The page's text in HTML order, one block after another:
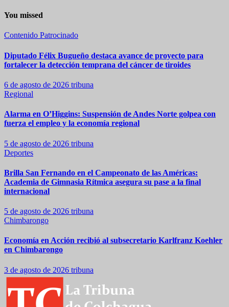
You missed
Contenido Patrocinado
Diputado Félix Bugueño destaca avance de proyecto para
fortalecer la detección temprana del cáncer de tiroides
6 de agosto de 2026 tribuna
Regional
Alarma en O’Higgins: Suspensión de Andes Norte golpea con
fuerza el empleo y la economía regional
5 de agosto de 2026 tribuna
Deportes
Brilla San Fernando en el Campeonato de las Américas:
Academia de Gimnasia Rítmica asegura su pase a la final
internacional
5 de agosto de 2026 tribuna
Chimbarongo
Economía en Acción recibió al subsecretario Karlfranz Koehler
en Chimbarongo
3 de agosto de 2026 tribuna